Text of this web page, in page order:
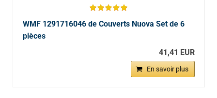
WMF 1291716046 de Couverts Nuova Set de 6
pièces
41,41 EUR
En savoir plus